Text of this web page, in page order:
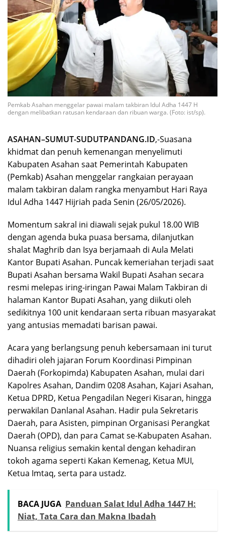
Pemkab Asahan menggelar pawai malam takbiran Idul Adha 1447 H
dengan melibatkan ratusan kendaraan dan ribuan warga. (Foto: ist/sp).
ASAHAN–SUMUT-SUDUTPANDANG.ID,-Suasana
khidmat dan penuh kemenangan menyelimuti
Kabupaten Asahan saat Pemerintah Kabupaten
(Pemkab) Asahan menggelar rangkaian perayaan
malam takbiran dalam rangka menyambut Hari Raya
Idul Adha 1447 Hijriah pada Senin (26/05/2026).
Momentum sakral ini diawali sejak pukul 18.00 WIB
dengan agenda buka puasa bersama, dilanjutkan
shalat Maghrib dan Isya berjamaah di Aula Melati
Kantor Bupati Asahan. Puncak kemeriahan terjadi saat
Bupati Asahan bersama Wakil Bupati Asahan secara
resmi melepas iring-iringan Pawai Malam Takbiran di
halaman Kantor Bupati Asahan, yang diikuti oleh
sedikitnya 100 unit kendaraan serta ribuan masyarakat
yang antusias memadati barisan pawai.
​Acara yang berlangsung penuh kebersamaan ini turut
dihadiri oleh jajaran Forum Koordinasi Pimpinan
Daerah (Forkopimda) Kabupaten Asahan, mulai dari
Kapolres Asahan, Dandim 0208 Asahan, Kajari Asahan,
Ketua DPRD, Ketua Pengadilan Negeri Kisaran, hingga
perwakilan Danlanal Asahan. Hadir pula Sekretaris
Daerah, para Asisten, pimpinan Organisasi Perangkat
Daerah (OPD), dan para Camat se-Kabupaten Asahan.
Nuansa religius semakin kental dengan kehadiran
tokoh agama seperti Kakan Kemenag, Ketua MUI,
Ketua Imtaq, serta para ustadz.
BACA JUGA Panduan Salat Idul Adha 1447 H:
Niat, Tata Cara dan Makna Ibadah